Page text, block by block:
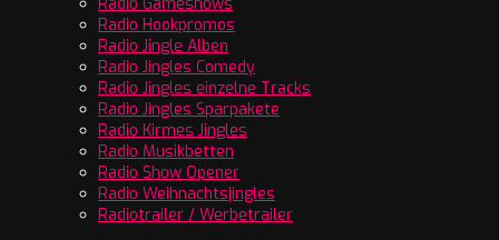
Radio Gameshows
Radio Hookpromos
Radio Jingle Alben
Radio Jingles Comedy
Radio Jingles einzelne Tracks
Radio Jingles Sparpakete
Radio Kirmes Jingles
Radio Musikbetten
Radio Show Opener
Radio Weihnachtsjingles
Radiotrailer / Werbetrailer